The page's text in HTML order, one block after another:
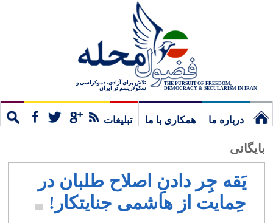
THE PURSUIT OF FREEDOM,
DEMOCRACY & SECULARISM IN IRAN
تلاش برای آزادی، دموکراسی و
سکولاریسم در ایران
درباره ما همکاری با ما
تبلیغات
بایگانی
یَقه جِر دادنِ اصلاح طلبان در
حِمایت از هاشمی جنایتکار!